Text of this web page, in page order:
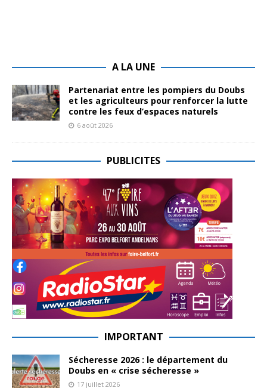
A LA UNE
Partenariat entre les pompiers du Doubs
et les agriculteurs pour renforcer la lutte
contre les feux d’espaces naturels
6 août 2026
PUBLICITES
IMPORTANT
Sécheresse 2026 : le département du
Doubs en « crise sécheresse »
17 juillet 2026